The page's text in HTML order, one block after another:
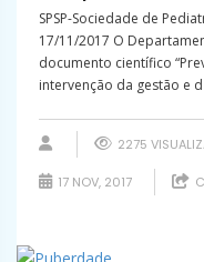
SPSP-Sociedade de
17/11/2017 O
documento científico
intervenção da gestão e d
2275
17 NOV, 2017